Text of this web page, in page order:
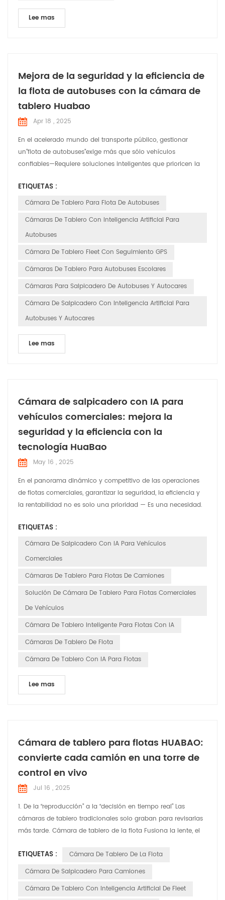
Lee mas
Mejora de la seguridad y la eficiencia de
la flota de autobuses con la cámara de
tablero Huabao
Apr 18 , 2025
En el acelerado mundo del transporte público, gestionar
un"flota de autobuses"exige más que sólo vehículos
confiables—Requiere soluciones inteligentes que prioricen la
operativa."Cámara de tablero Huabao", una tecnología de
vanguardia"Cámara de tablero para flota de autobuses"
operadores de ...
ETIQUETAS :
Cámara De Tablero Para Flota De Autobuses
Cámaras De Tablero Con Inteligencia Artificial Para
Autobuses
Cámara De Tablero Fleet Con Seguimiento GPS
Cámaras De Tablero Para Autobuses Escolares
Cámaras Para Salpicadero De Autobuses Y Autocares
Cámara De Salpicadero Con Inteligencia Artificial Para
Autobuses Y Autocares
Lee mas
Cámara de salpicadero con IA para
vehículos comerciales: mejora la
seguridad y la eficiencia con la
tecnología HuaBao
May 16 , 2025
En el panorama dinámico y competitivo de las operaciones
de flotas comerciales, garantizar la seguridad, la eficiencia y
la rentabilidad no es solo una prioridad — Es una necesidad.
que enfrentan los administradores y operadores de flotas. Por
eso, hemos desarrollado cámaras de tablero con IA de
ETIQUETAS :
Cámara De Salpicadero Con IA Para Vehículos
Comerciales
Cámaras De Tablero Para Flotas De Camiones
Solución De Cámara De Tablero Para Flotas Comerciales
De Vehículos
Cámara De Tablero Inteligente Para Flotas Con IA
Cámaras De Tablero De Flota
Cámara De Tablero Con IA Para Flotas
Lee mas
Cámara de tablero para flotas HUABAO:
convierte cada camión en una torre de
control en vivo
Jul 16 , 2025
1. De la “reproducción” a la “decisión en tiempo real” Las
cámaras de tablero tradicionales solo graban para revisarlas
más tarde. Cámara de tablero de la flota Fusiona la lente, el
una única señal de "cabina en vivo". Los despachadores
viajan en el asiento del copiloto desde la oficina; los
ETIQUETAS :
Cámara De Tablero De La Flota
Cámara De Salpicadero Para Camiones
Cámara De Tablero Con Inteligencia Artificial De Fleet